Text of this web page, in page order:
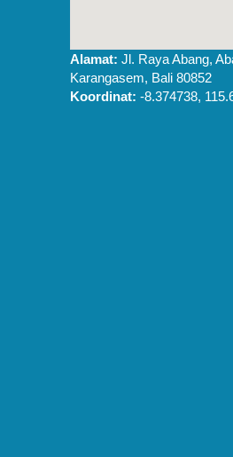
Alamat: Jl. Raya Abang,
Karangasem, Bali 80852
Koordinat: -8.374738,